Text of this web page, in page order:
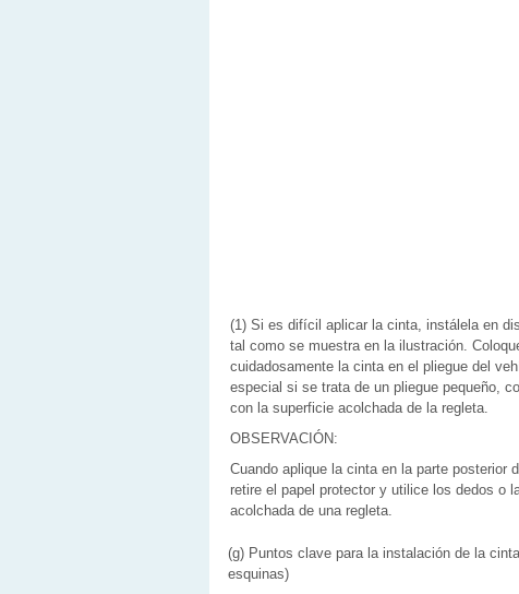
(1) Si es difícil aplicar la cinta, instálela en
tal como se muestra en la ilustración.
cuidadosamente la cinta en el pliegue del
especial si se trata de un pliegue pequeño,
con la superficie acolchada de la regleta.
OBSERVACIÓN:
Cuando aplique la cinta en la parte posterior
retire el papel protector y utilice los dedos o
acolchada de una regleta.
(g) Puntos clave para la instalación de la
esquinas)